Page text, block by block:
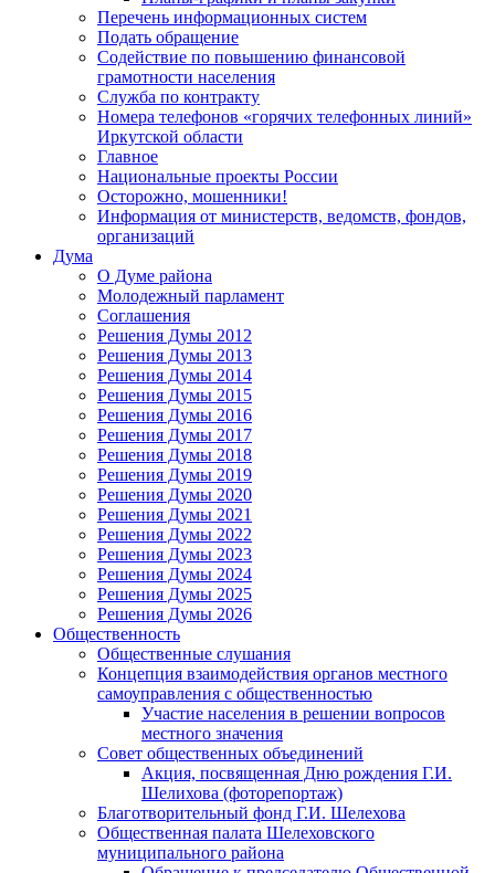
Перечень информационных систем
Подать обращение
Содействие по повышению финансовой
грамотности населения
Служба по контракту
Номера телефонов «горячих телефонных линий»
Иркутской области
Главное
Национальные проекты России
Осторожно, мошенники!
Информация от министерств, ведомств, фондов,
организаций
Дума
О Думе района
Молодежный парламент
Соглашения
Решения Думы 2012
Решения Думы 2013
Решения Думы 2014
Решения Думы 2015
Решения Думы 2016
Решения Думы 2017
Решения Думы 2018
Решения Думы 2019
Решения Думы 2020
Решения Думы 2021
Решения Думы 2022
Решения Думы 2023
Решения Думы 2024
Решения Думы 2025
Решения Думы 2026
Общественность
Общественные слушания
Концепция взаимодействия органов местного
самоуправления с общественностью
Участие населения в решении вопросов
местного значения
Совет общественных объединений
Акция, посвященная Дню рождения Г.И.
Шелихова (фоторепортаж)
Благотворительный фонд Г.И. Шелехова
Общественная палата Шелеховского
муниципального района